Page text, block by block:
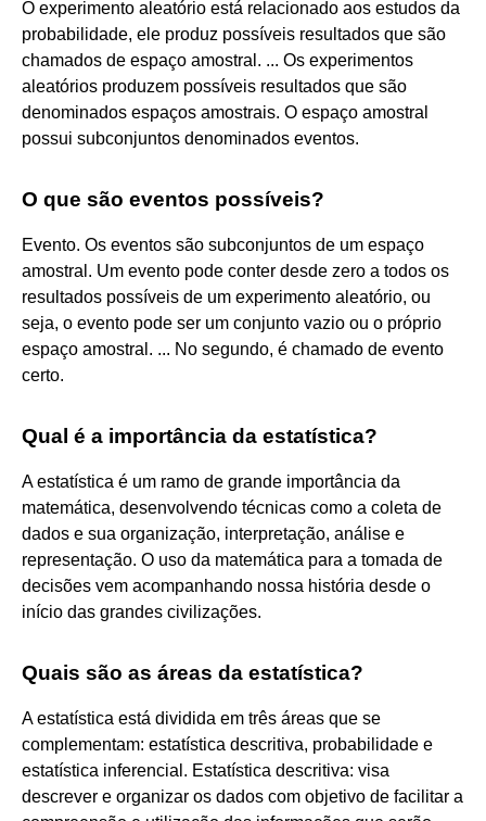
O experimento aleatório está relacionado aos estudos da
probabilidade, ele produz possíveis resultados que são
chamados de espaço amostral. ... Os experimentos
aleatórios produzem possíveis resultados que são
denominados espaços amostrais. O espaço amostral
possui subconjuntos denominados eventos.
O que são eventos possíveis?
Evento. Os eventos são subconjuntos de um espaço
amostral. Um evento pode conter desde zero a todos os
resultados possíveis de um experimento aleatório, ou
seja, o evento pode ser um conjunto vazio ou o próprio
espaço amostral. ... No segundo, é chamado de evento
certo.
Qual é a importância da estatística?
A estatística é um ramo de grande importância da
matemática, desenvolvendo técnicas como a coleta de
dados e sua organização, interpretação, análise e
representação. O uso da matemática para a tomada de
decisões vem acompanhando nossa história desde o
início das grandes civilizações.
Quais são as áreas da estatística?
A estatística está dividida em três áreas que se
complementam: estatística descritiva, probabilidade e
estatística inferencial. Estatística descritiva: visa
descrever e organizar os dados com objetivo de facilitar a